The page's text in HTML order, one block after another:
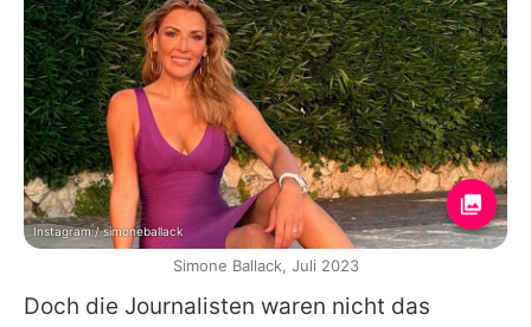
Doch die Journalisten waren nicht das
Instagram / simoneballack
Simone Ballack, Juli 2023